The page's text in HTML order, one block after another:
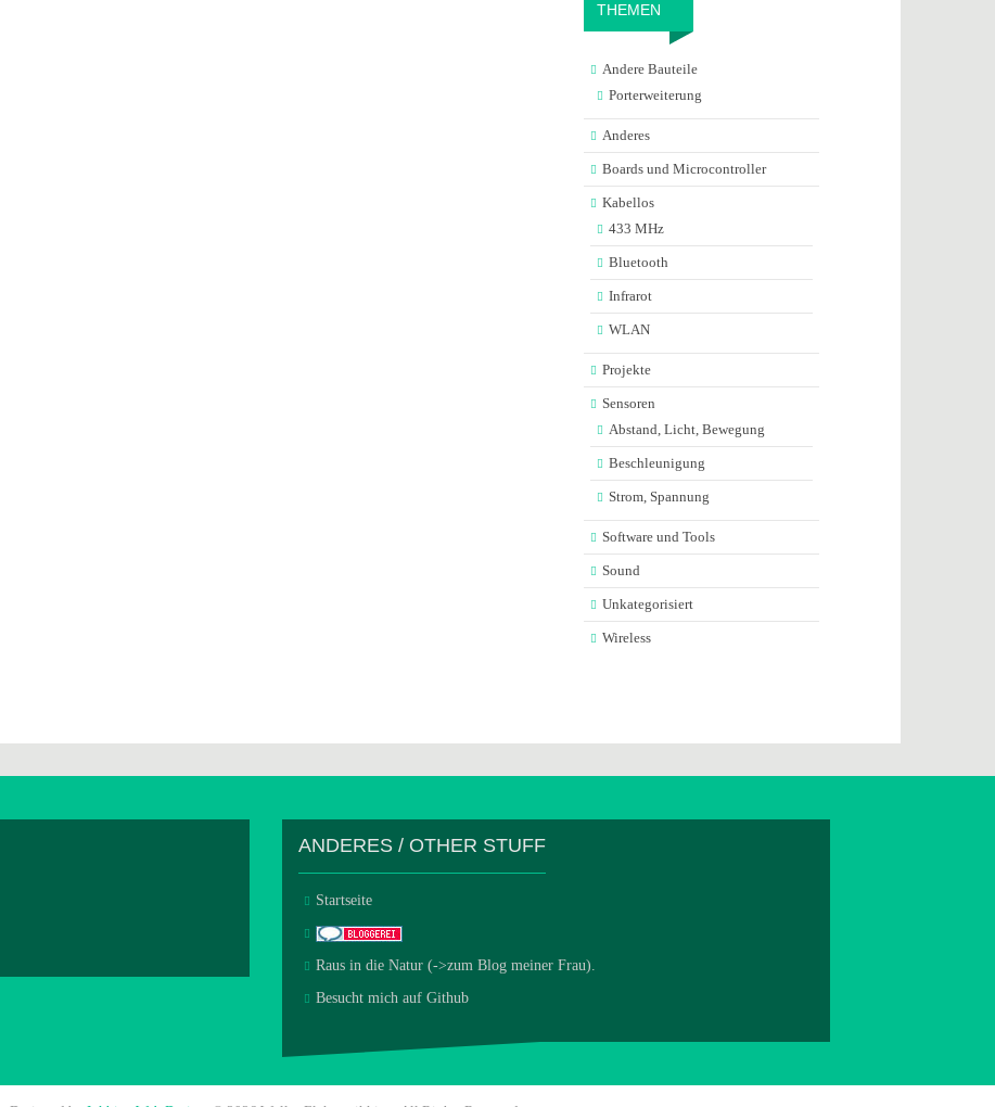
THEMEN
Andere Bauteile
Porterweiterung
Anderes
Boards und Microcontroller
Kabellos
433 MHz
Bluetooth
Infrarot
WLAN
Projekte
Sensoren
Abstand, Licht, Bewegung
Beschleunigung
Strom, Spannung
Software und Tools
Sound
Unkategorisiert
Wireless
ANDERES / OTHER STUFF
Startseite
Raus in die Natur (->zum Blog meiner Frau).
Besucht mich auf Github